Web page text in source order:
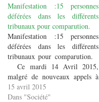
Manifestation :15 personnes
déférées dans les différents
tribunaux pour comparution.
Manifestation :15 personnes
déférées dans les différents
tribunaux pour comparution.
Ce mardi 14 Avril 2015,
malgré de nouveaux appels à
manifester, les activités ont
repris normalement sur la
15 avril 2015
Dans "Société"